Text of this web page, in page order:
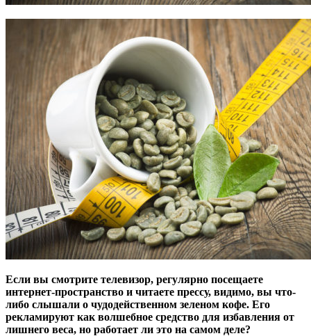
Если вы смотрите телевизор, регулярно посещаете
интернет-пространство и читаете прессу, видимо, вы что-
либо слышали о чудодейственном зеленом кофе. Его
рекламируют как волшебное средство для избавления от
лишнего веса, но работает ли это на самом деле?